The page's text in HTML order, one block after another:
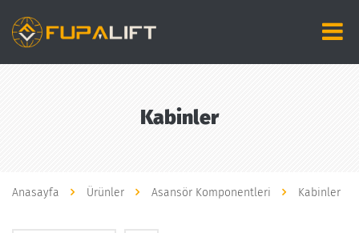
Kabinler
Anasayfa Ürünler Asansör Komponentleri Kabinler